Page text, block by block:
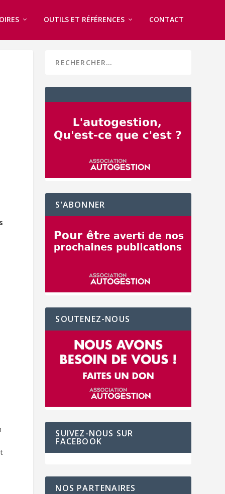
OUTILS ET RÉFÉRENCES CONTACT
S’ABONNER
SOUTENEZ-NOUS
SUIVEZ-NOUS SUR
FACEBOOK
NOS PARTENAIRES